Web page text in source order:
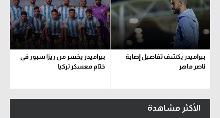
بيراميدز يكشف تفاصيل إصابة
ناصر ماهر
بيراميدز يخسر من ريزا سبور في
ختام معسكر تركيا
الأكثر مشاهدة